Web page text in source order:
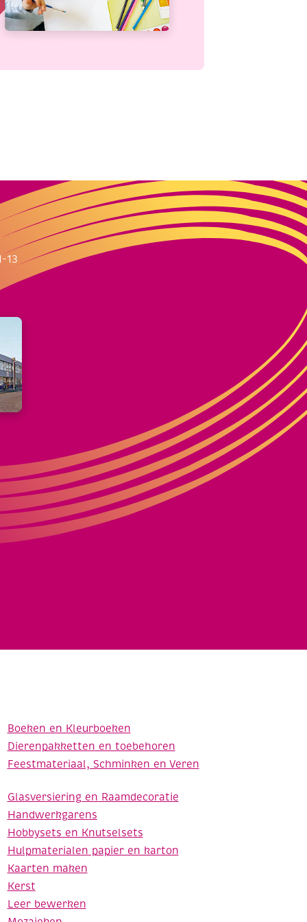
13
Boeken en Kleurboeken
Dierenpakketten en toebehoren
Feestmateriaal, Schminken en Veren
Glasversiering en Raamdecoratie
Handwerkgarens
Hobbysets en Knutselsets
Hulpmaterialen papier en karton
Kaarten maken
Kerst
Leer bewerken